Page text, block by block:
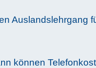
Auslandslehrgang
können